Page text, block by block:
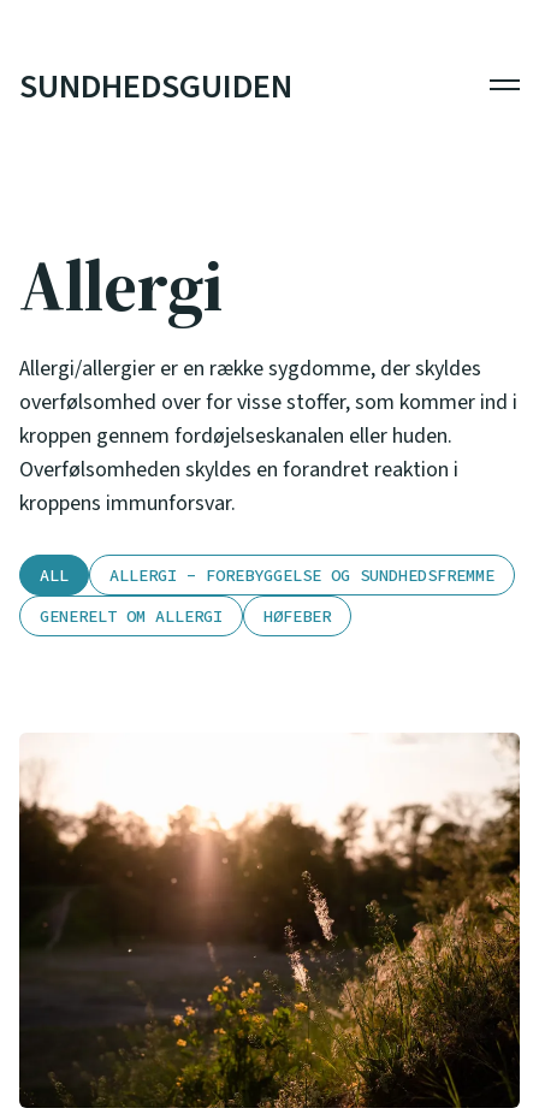
SUNDHEDSGUIDEN
Allergi
Allergi/allergier er en række sygdomme, der skyldes
overfølsomhed over for visse stoffer, som kommer ind i
kroppen gennem fordøjelseskanalen eller huden.
Overfølsomheden skyldes en forandret reaktion i
kroppens immunforsvar.
ALL
ALLERGI - FOREBYGGELSE OG SUNDHEDSFREMME
GENERELT OM ALLERGI
HØFEBER